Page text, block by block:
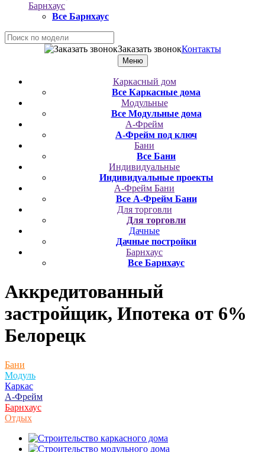
Барнхаус
Все Барнхаус
Заказать звонокКонтакты
Меню
Каркасный дом
Все Каркасные дома
Модульные
Все Модульные дома
А-Фрейм
А-Фрейм под ключ
Бани
Все Бани
Индивидуальные
Индивидуальные проекты
А-Фрейм Бани
Все А-Фрейм Бани
Для торговли
Для торговли
Дачные
Дачные постройки
Барнхаус
Все Барнхаус
Аккредитованный
застройщик, Ипотека от 6%
Белорецк
Бани
Модуль
Каркас
А-Фрейм
Барнхаус
Отдых